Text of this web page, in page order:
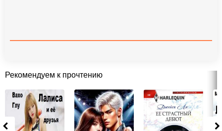
Рекомендуем к прочтению